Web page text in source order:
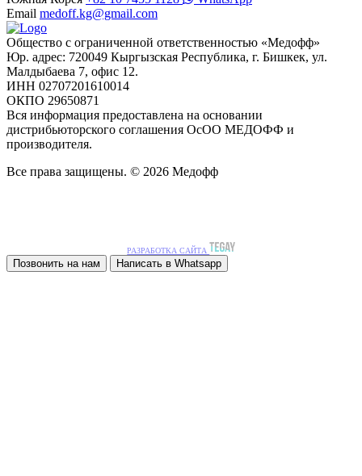
Email medoff.kg@gmail.com
Общество с ограниченной ответственностью «Медофф»
Юр. адрес: 720049 Кыргызская Республика, г. Бишкек, ул.
Малдыбаева 7, офис 12.
ИНН 02707201610014
ОКПО 29650871
Вся информация предоставлена на основании
дистрибьюторского соглашения ОсОО МЕДОФФ и
производителя.
Все права защищены. © 2026 Медофф
РАЗРАБОТКА САЙТА
Позвонить на нам Написать в Whatsapp